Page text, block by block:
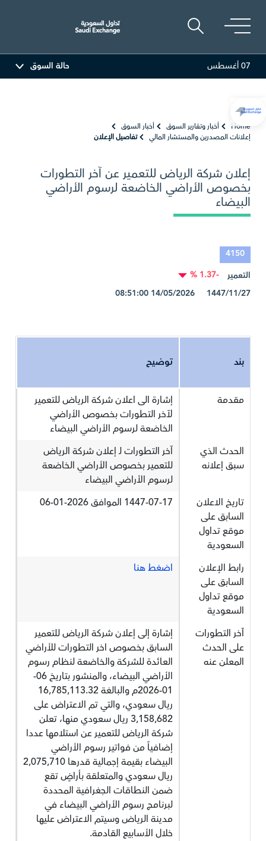
العربية
07 أغسطس حالة السوق
Home أخبار وتقارير السوق
أخبار السوق
إعلانات المصدرين والمستشار المالي
تفاصيل الإعلان
إعلان شركة الرياض للتعمير عن آخر التطورات
بخصوص الأراضي الخاضعة لرسوم الأراضي
البيضاء
4150
التعمير
-1.37 %
1447/11/27 14/05/2026 08:51:00
بند توضيح
مقدمة
إشارة الى اعلان شركة الرياض للتعمير
لآخر التطورات بخصوص الأراضي
الخاضعة لرسوم الأراضي البيضاء
الحدث الذي
سبق إعلانه
آخر التطورات لـ إعلان شركة الرياض
للتعمير بخصوص الأراضي الخاضعة
لرسوم الأراضي البيضاء
تاريخ الاعلان
السابق على
موقع تداول
السعودية
1447-07-17 الموافق 2026-01-06
رابط الإعلان
السابق على
موقع تداول
السعودية
اضغط هنا
آخر التطورات
على الحدث
المعلن عنه
إشارة إلى إعلان شركة الرياض للتعمير
السابق بخصوص اخر التطورات للأراضي
العائدة للشركة والخاضعة لنظام رسوم
الأراضي البيضاء، والمنشور بتاريخ 06-
01-2026م والبالغة 16,785,113.32
ريال سعودي، والتي تم الاعتراض على
3,158,682 ريال سعودي منها، تعلن
شركة الرياض للتعمير عن استلامها عددا
إضافياً من فواتير رسوم الأراضي
البيضاء بقيمة إجمالية قدرها 2,075,710
ريال سعودي والمتعلقة بأراضٍ تقع
ضمن النطاقات الجغرافية المحددة
لبرنامج رسوم الأراضي البيضاء في
مدينة الرياض وسيتم الاعتراض عليها
خلال الأسابيع القادمة.